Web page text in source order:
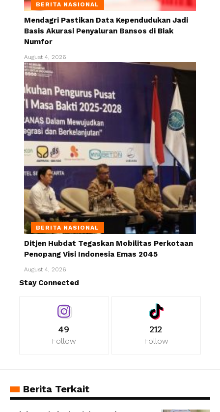
BERITA NASIONAL
Mendagri Pastikan Data Kependudukan Jadi
Basis Akurasi Penyaluran Bansos di Biak
Numfor
August 4, 2026
BERITA NASIONAL
Ditjen Hubdat Tegaskan Mobilitas Perkotaan
Penopang Visi Indonesia Emas 2045
August 4, 2026
Stay Connected
49
Follow
212
Follow
Berita Terkait